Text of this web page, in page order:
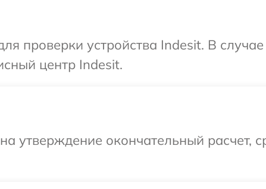
проверки устройства Indesit. В
центр Indesit.
утверждение окончательный расчет,